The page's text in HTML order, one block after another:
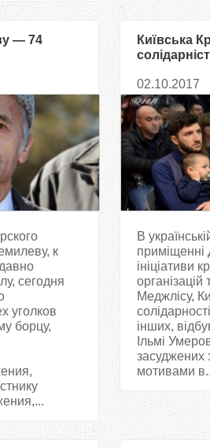
— 74
к
сегодня
уголков
борцу,
Київська
інших
02.10.2017
В
приміщенні
ініціативи
Меджлісу,
інших,
Ільмі
засуджених
мотивами